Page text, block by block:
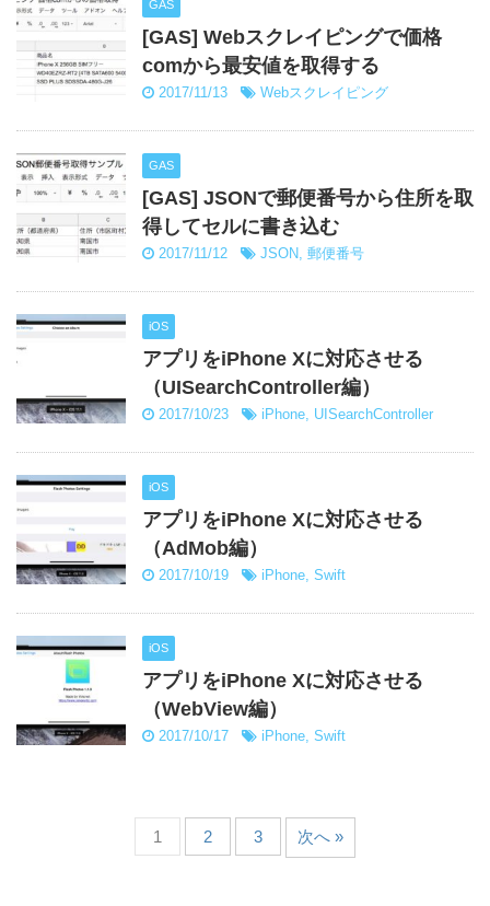
GAS
[GAS] Webスクレイピングで価格
comから最安値を取得する
2017/11/13 Webスクレイピング
GAS
[GAS] JSONで郵便番号から住所を取
得してセルに書き込む
2017/11/12 JSON, 郵便番号
iOS
アプリをiPhone Xに対応させる
（UISearchController編）
2017/10/23 iPhone, UISearchController
iOS
アプリをiPhone Xに対応させる
（AdMob編）
2017/10/19 iPhone, Swift
iOS
アプリをiPhone Xに対応させる
（WebView編）
2017/10/17 iPhone, Swift
1 2 3 次へ »